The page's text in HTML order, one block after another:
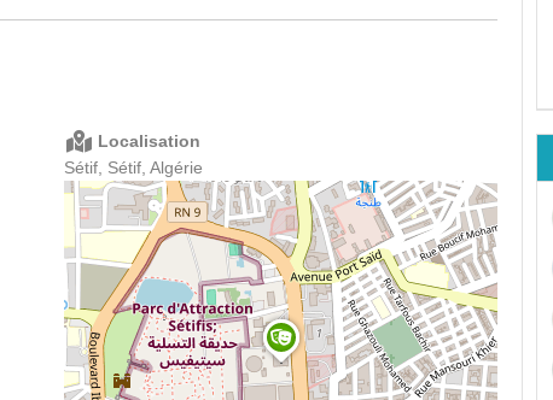
Localisation
Sétif, Sétif, Algérie